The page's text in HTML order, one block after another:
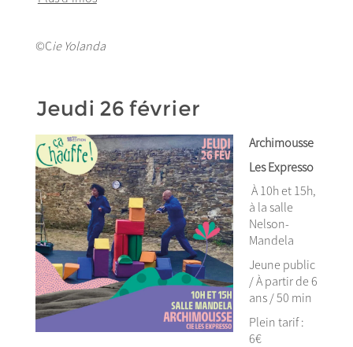
©Cie Yolanda
Jeudi 26 février
Archimousse
Les Expresso
À 10h et 15h,
à la salle
Nelson-
Mandela
Jeune public
/ À partir de 6
ans / 50 min
Plein tarif :
6€